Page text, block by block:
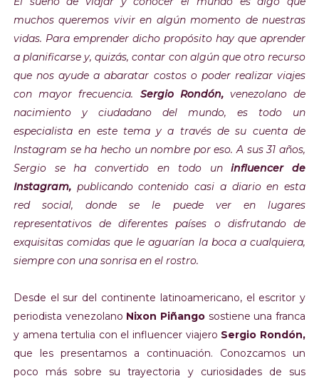
muchos queremos vivir en algún momento de nuestras
vidas. Para emprender dicho propósito hay que aprender
a planificarse y, quizás, contar con algún que otro recurso
quenos ayude a abaratar costos o poder realizar viajes
con mayor frecuencia. Sergio Rondón, venezolano de
nacimiento y ciudadano del mundo, es todo un
especialista en este tema y a través de su cuenta de
Instagram se ha hecho un nombre por eso. A sus 31 años,
Sergio se ha convertido en todo uninfluencer de
Instagram, publicando contenido casi a diario en esta
red social, donde se le puede ver en lugares
representativos de diferentes países o disfrutando de
exquisitas comidas que le aguarían la boca a cualquiera,
siempre con una sonrisa en el rostro.
Desde el sur del continente latinoamericano, el escritor y
periodista venezolano Nixon Piñango sostiene una franca
y amena tertulia con el influencer viajero Sergio Rondón,
que les presentamos a continuación. Conozcamos un
poco más sobre su trayectoria y curiosidades de sus